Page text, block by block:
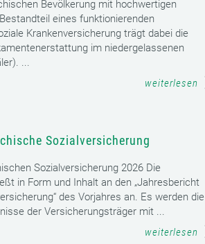
Bevölkerung mit hochwertigen
eines funktionierenden
Krankenversicherung trägt dabei die
im niedergelassenen
...
weiterlesen
Sozialversicherung
Sozialversicherung 2026 Die
in Form und Inhalt an den „Jahresbericht
des Vorjahres an. Es werden die
der Versicherungsträger mit ...
weiterlesen